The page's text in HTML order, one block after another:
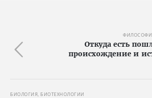
Откуда есть
происхождение и
БИОЛОГИЯ, БИОТЕХНОЛОГИИ